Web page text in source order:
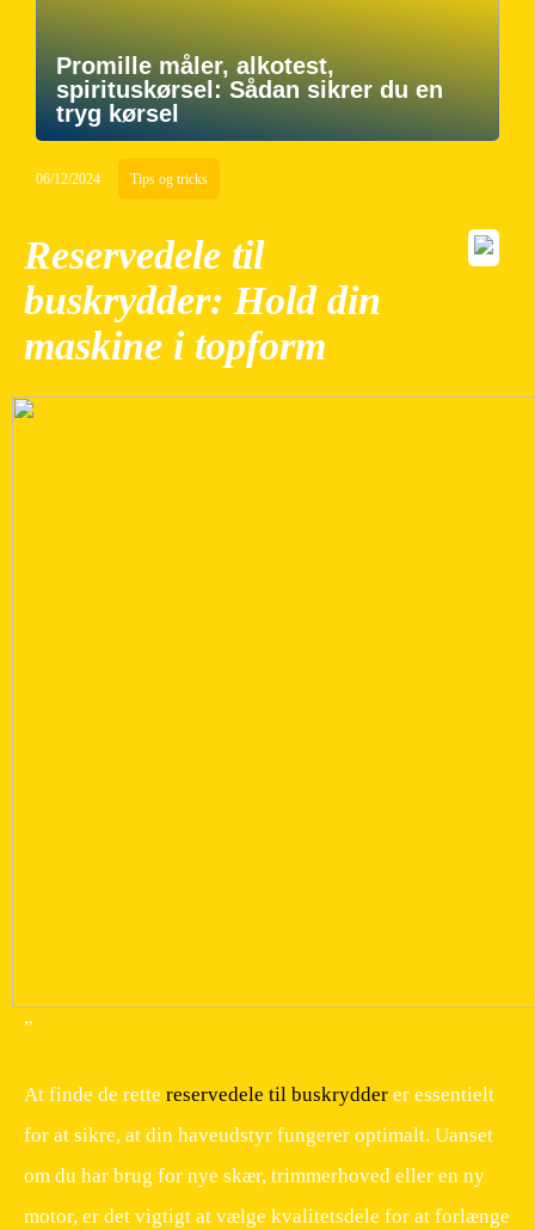
Promille måler, alkotest,
spirituskørsel: Sådan sikrer du en
tryg kørsel
06/12/2024 Tips og tricks
Reservedele til
buskrydder: Hold din
maskine i topform
”
At finde de rette reservedele til buskrydder er essentielt
for at sikre, at din haveudstyr fungerer optimalt. Uanset
om du har brug for nye skær, trimmerhoved eller en ny
motor, er det vigtigt at vælge kvalitetsdele for at forlænge